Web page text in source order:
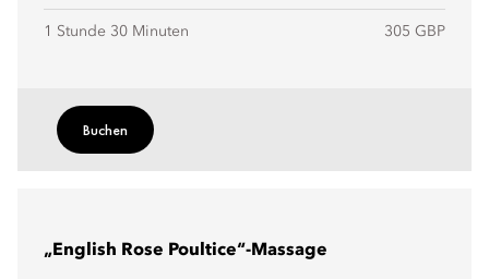
1 Stunde 30 Minuten 305 GBP
Buchen
„English Rose Poultice“-Massage